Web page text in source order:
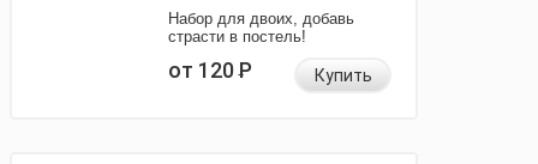
Набор для двоих, добавь
страсти в постель!
от 120Р Купить